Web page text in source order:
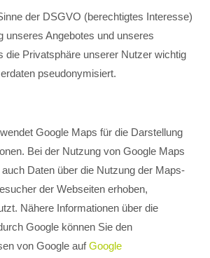
der DSGVO (berechtigtes Interesse)
unseres Angebotes und unseres
die Privatsphäre unserer Nutzer wichtig
pseudonymisiert.
Google Maps für die Darstellung
Bei der Nutzung von Google Maps
Daten über die Nutzung der Maps-
der Webseiten erhoben,
Nähere Informationen über die
Google können Sie den
von Google aufGoogle